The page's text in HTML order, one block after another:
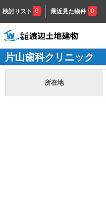
検討リスト 0 最近見た物件 0
片山歯科クリニック
所在地